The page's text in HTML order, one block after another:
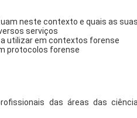
neste contexto e quais as
serviços
utilizar em contextos forense
protocolos forense
das áreas das